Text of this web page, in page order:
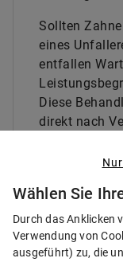
Sollten
eines
entfallen
Diese
direkt nach
Wählen Sie
Durch das Anklicken
Verwendung von
ausgeführt) zu, die